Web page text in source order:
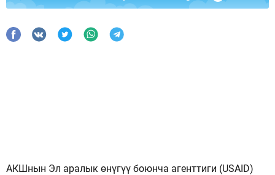
АКШнын Эл аралык өнүгүү боюнча агенттиги (USAID)